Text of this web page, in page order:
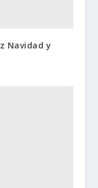
Navidad y